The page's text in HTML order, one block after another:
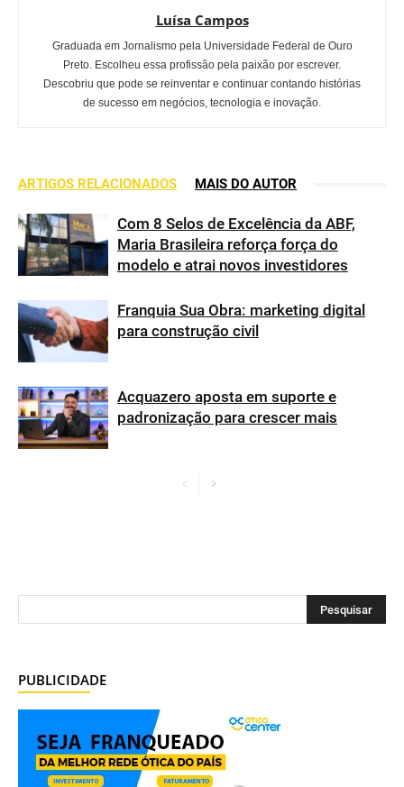
Luísa Campos
Graduada em Jornalismo pela Universidade Federal de Ouro
Preto. Escolheu essa profissão pela paixão por escrever.
Descobriu que pode se reinventar e continuar contando histórias
de sucesso em negócios, tecnologia e inovação.
ARTIGOS RELACIONADOS MAIS DO AUTOR
Com 8 Selos de Excelência da ABF,
Maria Brasileira reforça força do
modelo e atrai novos investidores
Franquia Sua Obra: marketing digital
para construção civil
Acquazero aposta em suporte e
padronização para crescer mais
PUBLICIDADE